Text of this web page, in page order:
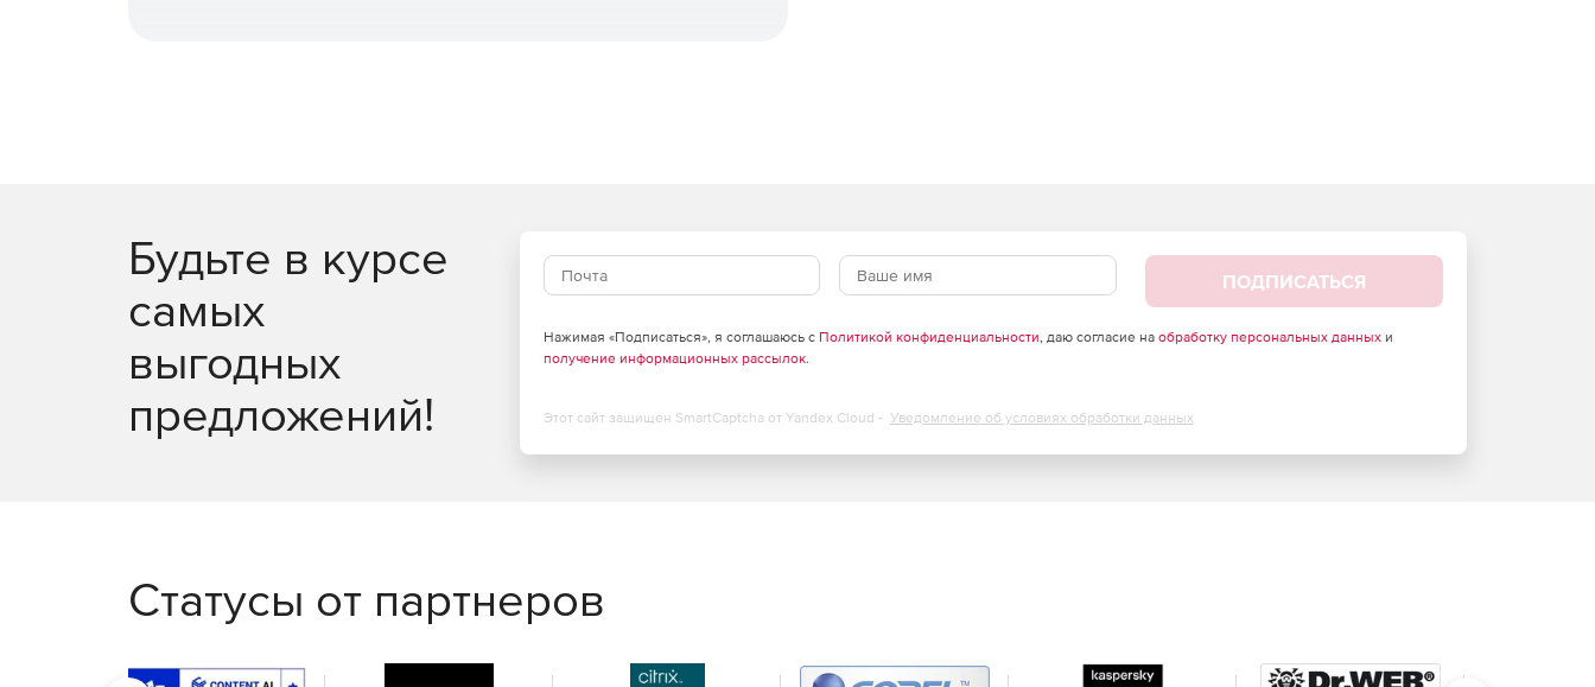
Будьте в курсе
самых
выгодных
предложений!
ПОДПИСАТЬСЯ
Нажимая «Подписаться», я соглашаюсь с Политикой конфиденциальности, даю согласие на обработку персональных данныхи
получение информационных рассылок.
Этот сайт защищен SmartCaptcha от Yandex Cloud - Уведомление об условиях обработки данных
Статусы от партнеров